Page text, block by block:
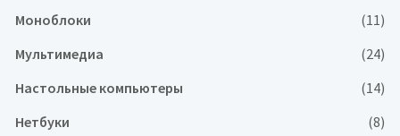
Моноблоки
(11)
Мультимедиа
(24)
Настольные компьютеры
(14)
Нетбуки
(8)